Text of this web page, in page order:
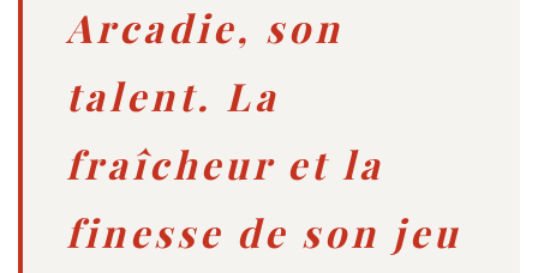
Arcadie, son
talent. La
fraîcheur et la
finesse de son jeu